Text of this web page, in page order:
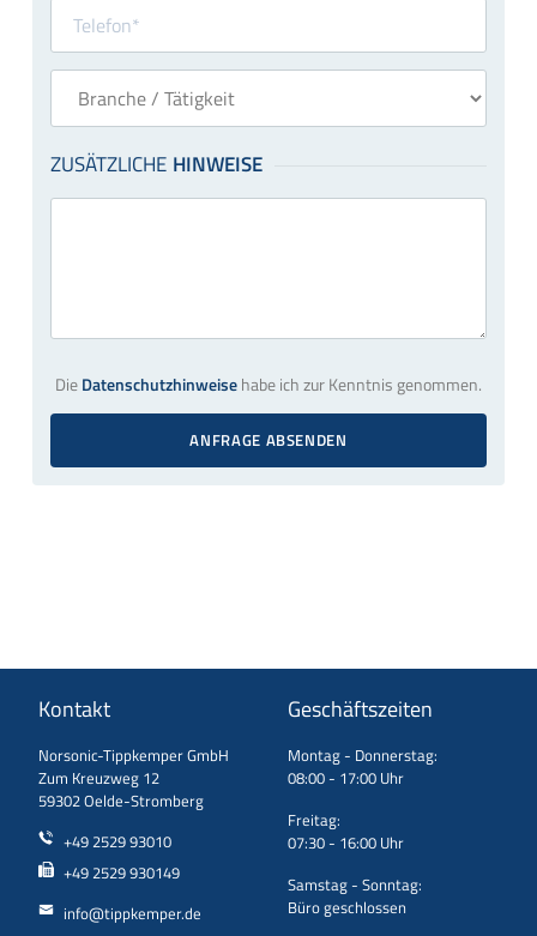
DieDatenschutzhinweisehabe ich zur Kenntnis genommen.
ANFRAGE ABSENDEN
Kontakt
Norsonic-Tippkemper GmbH
Zum Kreuzweg 12
59302 Oelde-Stromberg
+49 2529 93010
+49 2529 930149
info@tippkemper.de
Geschäftszeiten
Montag - Donnerstag:
08:00 - 17:00 Uhr
Freitag:
07:30 - 16:00 Uhr
Samstag - Sonntag:
Büro geschlossen